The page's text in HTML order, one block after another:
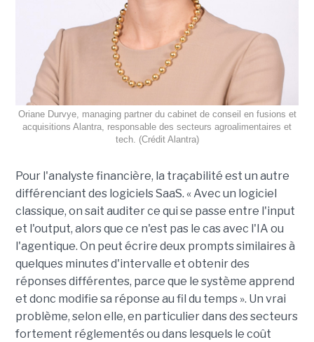
Oriane Durvye, managing partner du cabinet de conseil en fusions et
acquisitions Alantra, responsable des secteurs agroalimentaires et
tech. (Crédit Alantra)
Pour l'analyste financière, la traçabilité est un autre
différenciant des logiciels SaaS. « Avec un logiciel
classique, on sait auditer ce qui se passe entre l'input
et l'output, alors que ce n'est pas le cas avec l'IA ou
l'agentique. On peut écrire deux prompts similaires à
quelques minutes d'intervalle et obtenir des
réponses différentes, parce que le système apprend
et donc modifie sa réponse au fil du temps ». Un vrai
problème, selon elle, en particulier dans des secteurs
fortement réglementés ou dans lesquels le coût